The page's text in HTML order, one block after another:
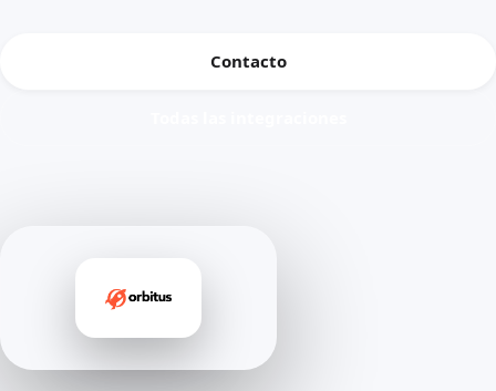
Contacto